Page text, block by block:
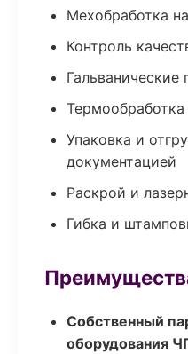
Мехобработка
Контроль
Гальванические
Упаковка и
документацией
Раскрой и
Гибка и
Собственный
оборудования